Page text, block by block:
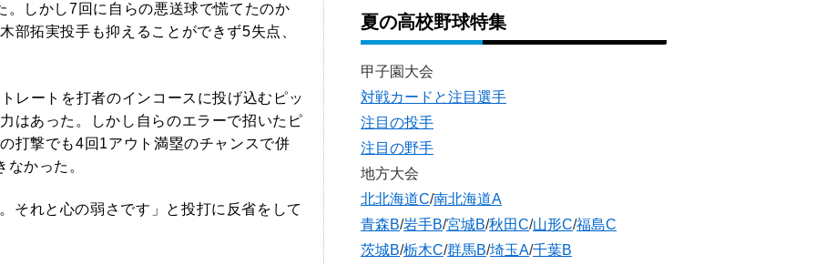
しかし7回に自らの悪送球で慌てたのか
部拓実投手も抑えることができず5失点、
ートを打者のインコースに投げ込むピッ
はあった。しかし自らのエラーで招いたピ
打撃でも4回1アウト満塁のチャンスで併
かった。
それと心の弱さです」と投打に反省をして
夏の高校野球特集
甲子園大会
対戦カードと注目選手
注目の投手
注目の野手
地方大会
北北海道C/南北海道A
青森B/岩手B/宮城B/秋田C/山形C/福島C
茨城B/栃木C/群馬B/埼玉A/千葉B